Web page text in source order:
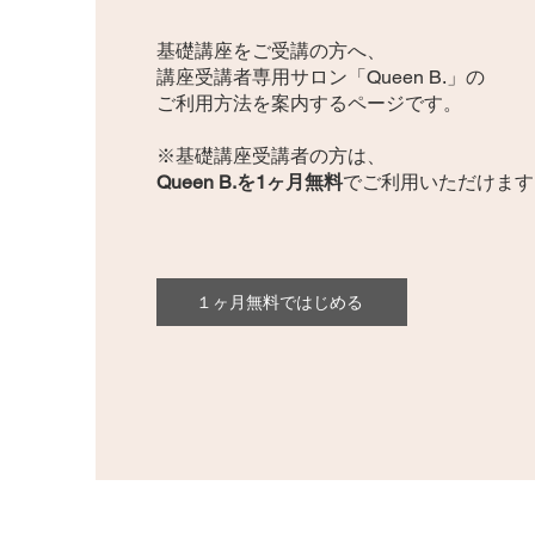
​基礎講座をご受講の方へ、
講座受講者専用サロン「Queen B.」の
ご利用方法を案内するページです。
※基礎講座受講者の方は、
Queen B.を1ヶ月無料でご利用いただけま
１ヶ月無料ではじめる